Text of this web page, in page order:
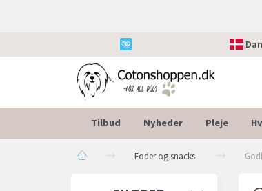
Tilbud Nyheder Pleje
Foder og snacks